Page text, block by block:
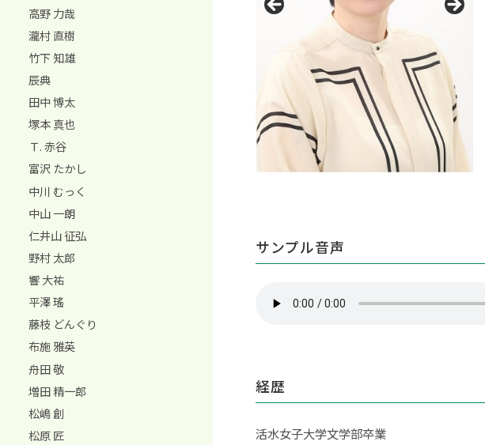
サンプル音声
経歴
活水女子大学文学部卒業
高野 力哉
瀧村 直樹
竹下 知雄
辰典
田中 博太
塚本 真也
Ｔ. 赤谷
富沢 たかし
中川 むっく
中山 一朗
仁井山 征弘
野村 太郎
響 大祐
平澤 瑤
藤枝 どんぐり
布施 雅英
舟田 敬
増田 精一郎
松嶋 創
松原 匠